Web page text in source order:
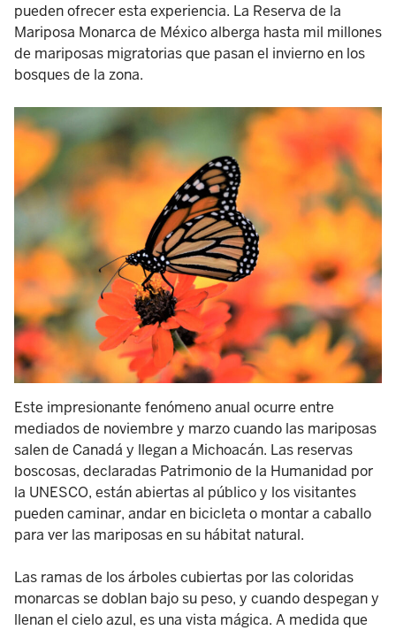
pueden ofrecer esta experiencia. La Reserva de la
Mariposa Monarca de México alberga hasta mil millones
de mariposas migratorias que pasan el invierno en los
bosques de la zona.
Este impresionante fenómeno anual ocurre entre
mediados de noviembre y marzo cuando las mariposas
salen de Canadá y llegan a Michoacán. Las reservas
boscosas, declaradas Patrimonio de la Humanidad por
la UNESCO, están abiertas al público y los visitantes
pueden caminar, andar en bicicleta o montar a caballo
para ver las mariposas en su hábitat natural.
Las ramas de los árboles cubiertas por las coloridas
monarcas se doblan bajo su peso, y cuando despegan y
llenan el cielo azul, es una vista mágica. A medida que